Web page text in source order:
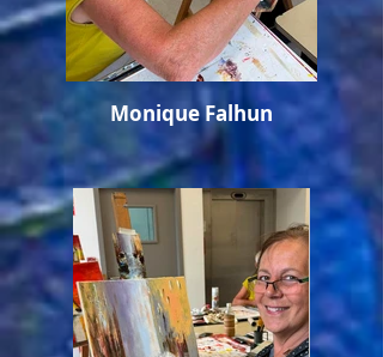
Monique Falhun